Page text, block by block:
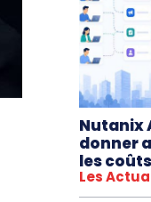
Nutanix
donner
les
Les